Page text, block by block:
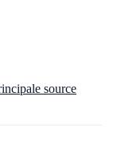
source